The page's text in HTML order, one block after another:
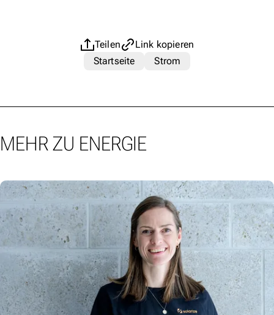
Teilen
Link kopieren
Startseite
Strom
MEHR ZU ENERGIE